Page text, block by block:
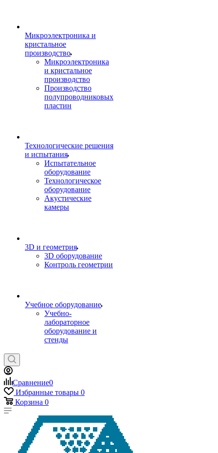
Микроэлектроника и
кристальное
производство
Микроэлектроника
и кристальное
производство
Производство
полупроводниковых
пластин
Технологические решения
и испытания
Испытательное
оборудование
Технологическое
оборудование
Акустические
камеры
3D и геометрия
3D оборудование
Контроль геометрии
Учебное оборудование
Учебно-
лабораторное
оборудование и
стенды
Сравнение0
Избранные товары 0
Корзина 0